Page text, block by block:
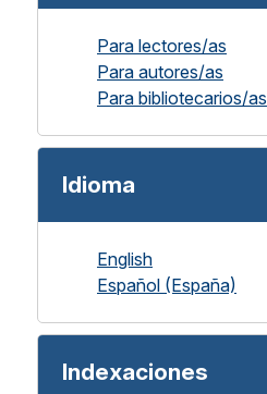
Para lectores/as
Para autores/as
Para bibliotecarios/as
Idioma
English
Español (España)
Indexaciones